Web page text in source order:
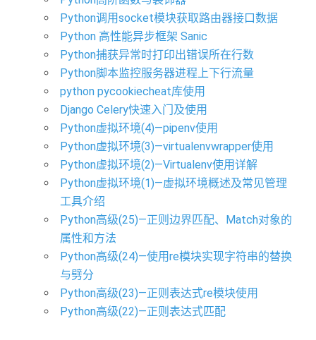
Python调用socket模块获取路由器接口数据
Python 高性能异步框架 Sanic
Python捕获异常时打印出错误所在行数
Python脚本监控服务器进程上下行流量
python pycookiecheat库使用
Django Celery快速入门及使用
Python虚拟环境(4)—pipenv使用
Python虚拟环境(3)—virtualenvwrapper使用
Python虚拟环境(2)—Virtualenv使用详解
Python虚拟环境(1)—虚拟环境概述及常见管理
工具介绍
Python高级(25)—正则边界匹配、Match对象的
属性和方法
Python高级(24)—使用re模块实现字符串的替换
与劈分
Python高级(23)—正则表达式re模块使用
Python高级(22)—正则表达式匹配